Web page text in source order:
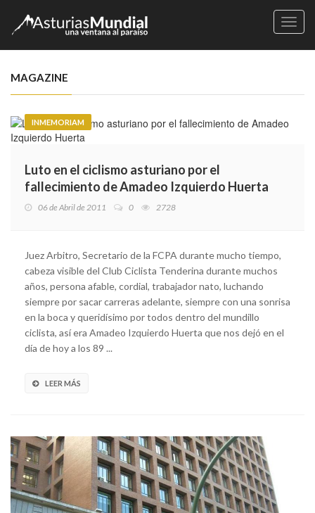
MAGAZINE
INMEMORIAM
Luto en el ciclismo asturiano por el
fallecimiento de Amadeo Izquierdo Huerta
06 de Abril de 2011 0 2728
Juez Arbitro, Secretario de la FCPA durante mucho tiempo,
cabeza visible del Club Ciclista Tenderina durante muchos
años, persona afable, cordial, trabajador nato, luchando
siempre por sacar carreras adelante, siempre con una sonrisa
en la boca y queridísimo por todos dentro del mundillo
ciclista, así era Amadeo Izquierdo Huerta que nos dejó en el
día de hoy a los 89 ...
LEER MÁS